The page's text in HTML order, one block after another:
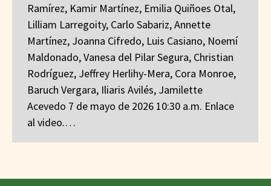
Ramírez, Kamir Martínez, Emilia Quiñoes Otal,
Lilliam Larregoity, Carlo Sabariz, Annette
Martínez, Joanna Cifredo, Luis Casiano, Noemí
Maldonado, Vanesa del Pilar Segura, Christian
Rodríguez, Jeffrey Herlihy-Mera, Cora Monroe,
Baruch Vergara, Iliaris Avilés, Jamilette
Acevedo 7 de mayo de 2026 10:30 a.m. Enlace
al video.…